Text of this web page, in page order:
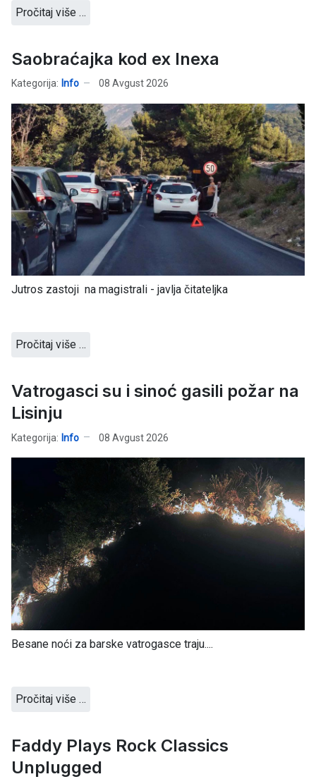
Pročitaj više …
Saobraćajka kod ex Inexa
Kategorija: Info 08 Avgust 2026
Jutros zastoji na magistrali - javlja čitateljka
Pročitaj više …
Vatrogasci su i sinoć gasili požar na
Lisinju
Kategorija: Info 08 Avgust 2026
Besane noći za barske vatrogasce traju....
Pročitaj više …
Faddy Plays Rock Classics
Unplugged